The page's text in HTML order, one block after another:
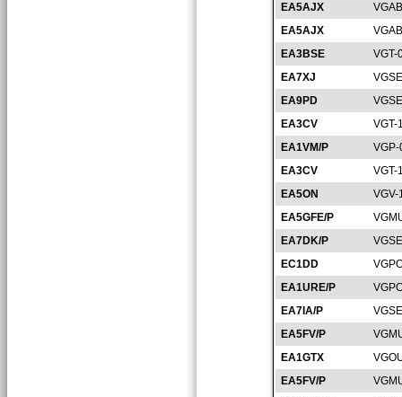
EA5AJX
EA5AJX
EA3BSE
VGT-
EA7XJ
EA9PD
EA3CV
VGT-
EA1VM/P
EA3CV
VGT-
EA5ON
VGV-
EA5GFE/P
EA7DK/P
EC1DD
EA1URE/P
EA7IA/P
EA5FV/P
EA1GTX
EA5FV/P